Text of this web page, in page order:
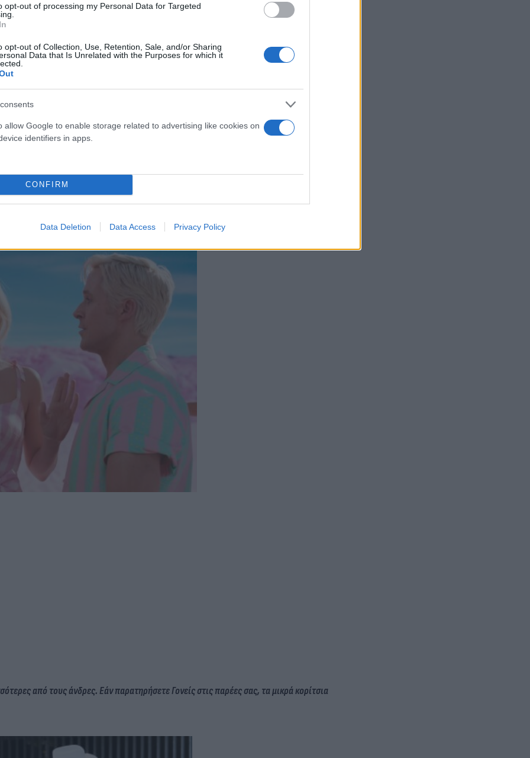
opt-out of processing my Personal Data for Targeted
opt-out of Collection, Use, Retention, Sale, and/or Sharing
Data that Is Unrelated with the Purposes for which it
allow Google to enable storage related to advertising like cookies on
identifiers in apps.
CONFIRM
Data Deletion Data Access Privacy Policy
τεράστια για τη Warner Bros. H Barbie με 538 εκατομμύρια
Knight του Christopher Nolan
(στις 24 Αυγούστου κάνει
ιστορίας της Warner το έργο είναι αυτή τη στιγμή από τα
studio έχουν καταφέρει να ξεπεράσουν τα 500
της (δεν το πίστευα).
Η Barbie βρίσκεται στη δεύτερη θέση της αντίστοιχης λίστας της Warner
από τους άνδρες. Εάν παρατηρήσετε Γονείς στις παρέες σας, τα μικρά κορίτσια